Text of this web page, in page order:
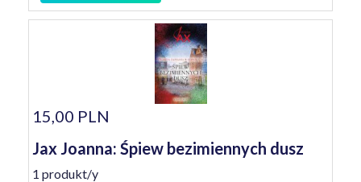
15,00 PLN
Jax Joanna: Śpiew bezimiennych dusz
1 produkt/y